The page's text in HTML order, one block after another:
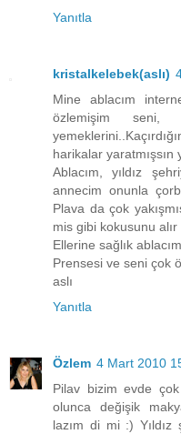
Yanıtla
kristalkelebek(aslı)
Mine ablacım
özlemişim seni,
harikalar yaratmışsın
Ablacım, yıldız
annecim onunla
Plava da çok
mis gibi kokusunu alır
Ellerine sağlık ablacım.
Prensesi ve seni çok
aslı
Yanıtla
Özlem 4 Mart 2010
Pilav bizim evde
olunca değişik
lazım di mi :)